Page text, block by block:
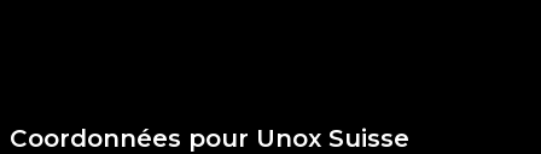
Coordonnées pour Unox Suisse